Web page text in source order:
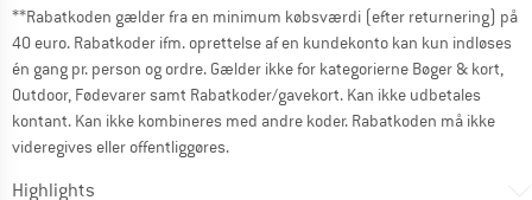
**Rabatkoden gælder fra en minimum købsværdi (efter returnering) på
40 euro. Rabatkoder ifm. oprettelse af en kundekonto kan kun indløses
én gang pr. person og ordre. Gælder ikke for kategorierne Bøger & kort,
Outdoor, Fødevarer samt Rabatkoder/gavekort. Kan ikke udbetales
kontant. Kan ikke kombineres med andre koder. Rabatkoden må ikke
videregives eller offentliggøres.
Highlights